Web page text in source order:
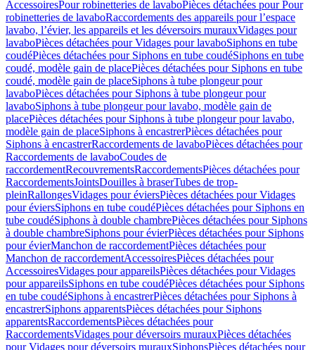
AccessoiresPour robinetteries de lavaboPièces détachées pour Pour
robinetteries de lavaboRaccordements des appareils pour l’espace
lavabo, l’évier, les appareils et les déversoirs murauxVidages pour
lavaboPièces détachées pour Vidages pour lavaboSiphons en tube
coudéPièces détachées pour Siphons en tube coudéSiphons en tube
coudé, modèle gain de placePièces détachées pour Siphons en tube
coudé, modèle gain de placeSiphons à tube plongeur pour
lavaboPièces détachées pour Siphons à tube plongeur pour
lavaboSiphons à tube plongeur pour lavabo, modèle gain de
placePièces détachées pour Siphons à tube plongeur pour lavabo,
modèle gain de placeSiphons à encastrerPièces détachées pour
Siphons à encastrerRaccordements de lavaboPièces détachées pour
Raccordements de lavaboCoudes de
raccordementRecouvrementsRaccordementsPièces détachées pour
RaccordementsJointsDouilles à braserTubes de trop-
pleinRallongesVidages pour éviersPièces détachées pour Vidages
pour éviersSiphons en tube coudéPièces détachées pour Siphons en
tube coudéSiphons à double chambrePièces détachées pour Siphons
à double chambreSiphons pour évierPièces détachées pour Siphons
pour évierManchon de raccordementPièces détachées pour
Manchon de raccordementAccessoiresPièces détachées pour
AccessoiresVidages pour appareilsPièces détachées pour Vidages
pour appareilsSiphons en tube coudéPièces détachées pour Siphons
en tube coudéSiphons à encastrerPièces détachées pour Siphons à
encastrerSiphons apparentsPièces détachées pour Siphons
apparentsRaccordementsPièces détachées pour
RaccordementsVidages pour déversoirs murauxPièces détachées
pour Vidages pour déversoirs murauxSiphonsPièces détachées pour